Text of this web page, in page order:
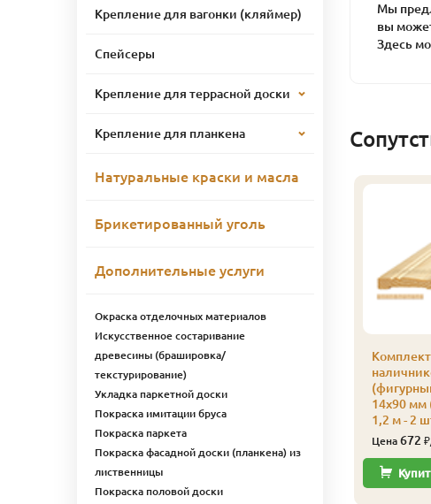
Мы
вы
Здесь
№ 5 100 шт/
Кляймер № 4
усиленный 150 шт/уп
Цена540
14х90 мм
1,2 м - 2
Цена 672
Крепление для вагонки (кляймер)
Спейсеры
Крепление для террасной доски
Крепление для планкена
Натуральные краски и масла
Брикетированный уголь
Дополнительные услуги
Окраска отделочных материалов
Искусственное состаривание
древесины (брашировка/
текстурирование)
Укладка паркетной доски
Покраска имитации бруса
Покраска паркета
Покраска фасадной доски (планкена) из
лиственницы
Покраска половой доски